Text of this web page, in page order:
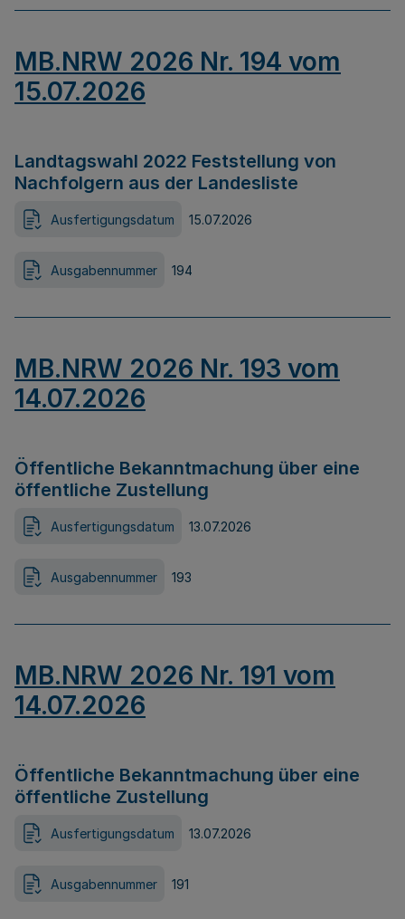
MB.NRW 2026 Nr. 194 vom
15.07.2026
Landtagswahl 2022 Feststellung von
Nachfolgern aus der Landesliste
Ausfertigungsdatum 15.07.2026
Ausgabennummer 194
MB.NRW 2026 Nr. 193 vom
14.07.2026
Öffentliche Bekanntmachung über eine
öffentliche Zustellung
Ausfertigungsdatum 13.07.2026
Ausgabennummer 193
MB.NRW 2026 Nr. 191 vom
14.07.2026
Öffentliche Bekanntmachung über eine
öffentliche Zustellung
Ausfertigungsdatum 13.07.2026
Ausgabennummer 191